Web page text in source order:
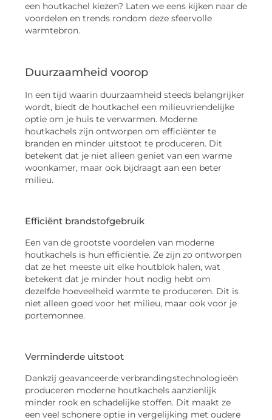
een houtkachel kiezen? Laten we eens kijken naar de
voordelen en trends rondom deze sfeervolle
warmtebron.
Duurzaamheid voorop
In een tijd waarin duurzaamheid steeds belangrijker
wordt, biedt de houtkachel een milieuvriendelijke
optie om je huis te verwarmen. Moderne
houtkachels zijn ontworpen om efficiënter te
branden en minder uitstoot te produceren. Dit
betekent dat je niet alleen geniet van een warme
woonkamer, maar ook bijdraagt aan een beter
milieu.
Efficiënt brandstofgebruik
Een van de grootste voordelen van moderne
houtkachels is hun efficiëntie. Ze zijn zo ontworpen
dat ze het meeste uit elke houtblok halen, wat
betekent dat je minder hout nodig hebt om
dezelfde hoeveelheid warmte te produceren. Dit is
niet alleen goed voor het milieu, maar ook voor je
portemonnee.
Verminderde uitstoot
Dankzij geavanceerde verbrandingstechnologieën
produceren moderne houtkachels aanzienlijk
minder rook en schadelijke stoffen. Dit maakt ze
een veel schonere optie in vergelijking met oudere